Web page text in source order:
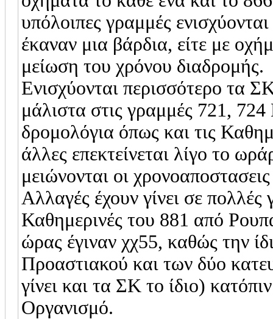
υπόλοιπες γραμμές
έκαναν μια βάρδια, είτε με
μείωση του χρόνου διαδρομής.
Ενισχύονται περισσότερο τα
μάλιστα στις γραμμές 721,
δρομολόγια όπως και τις
άλλες επεκτείνεται λίγο το
μειώνονται οι
Αλλαγές έχουν γίνει σε
Καθημερινές του 881 από
ώρας έγιναν χχ55, καθώς την
Προαστιακού και των δύο
γίνει και τα ΣΚ το ίδιο)
Οργανισμό.